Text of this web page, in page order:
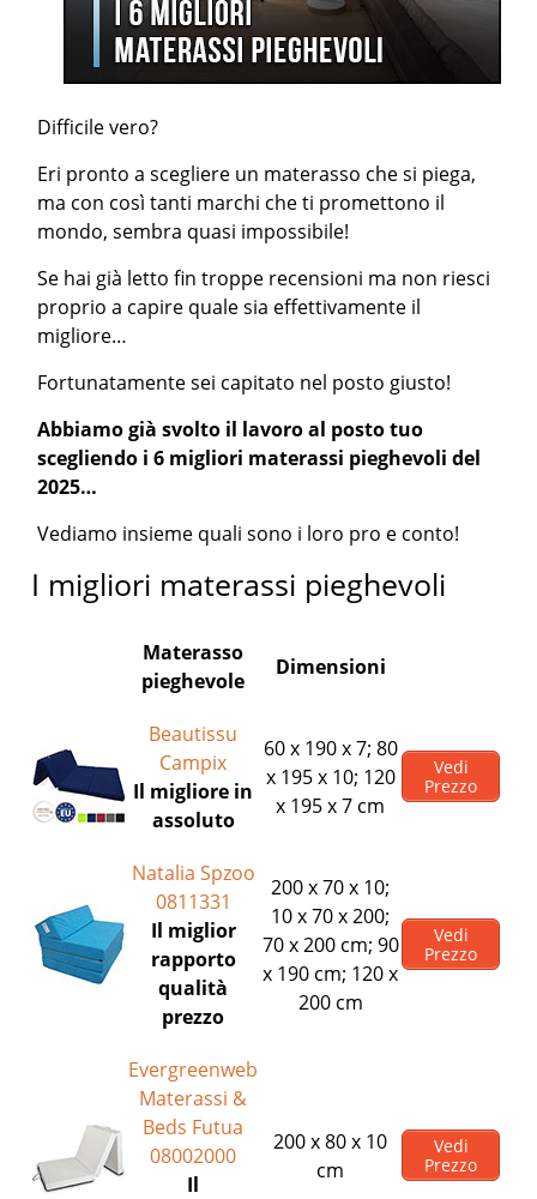
Difficile vero?
Eri pronto a scegliere un materasso che si piega,
ma con così tanti marchi che ti promettono il
mondo, sembra quasi impossibile!
Se hai già letto fin troppe recensioni ma non riesci
proprio a capire quale sia effettivamente il
migliore…
Fortunatamente sei capitato nel posto giusto!
Abbiamo già svolto il lavoro al posto tuo
scegliendo i 6 migliori materassi pieghevoli del
2025…
Vediamo insieme quali sono i loro pro e conto!
I migliori materassi pieghevoli
Materasso
pieghevole
Dimensioni
Beautissu
Campix
Il migliore in
assoluto
60 x 190 x 7; 80
x 195 x 10; 120
x 195 x 7 cm
Vedi
Prezzo
Natalia Spzoo
0811331
Il miglior
rapporto
qualità
prezzo
200 x 70 x 10;
10 x 70 x 200;
70 x 200 cm; 90
x 190 cm; 120 x
200 cm
Vedi
Prezzo
Evergreenweb
Materassi &
Beds Futua
08002000
Il
200 x 80 x 10
cm
Vedi
Prezzo